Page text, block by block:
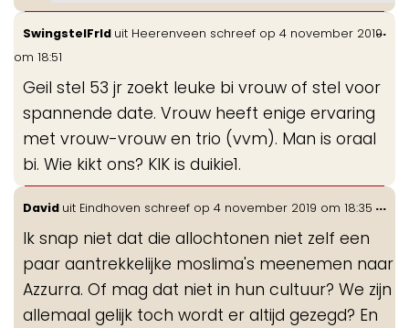
SwingstelFrld uit Heerenveen schreef op 4 november 2019
om 18:51
Geil stel 53 jr zoekt leuke bi vrouw of stel voor
spannende date. Vrouw heeft enige ervaring
met vrouw-vrouw en trio (vvm). Man is oraal
bi. Wie kikt ons? KIK is duikie1.
...
David uit Eindhoven schreef op 4 november 2019 om 18:35
Ik snap niet dat die allochtonen niet zelf een
paar aantrekkelijke moslima's meenemen naar
Azzurra. Of mag dat niet in hun cultuur? We zijn
allemaal gelijk toch wordt er altijd gezegd? En
...